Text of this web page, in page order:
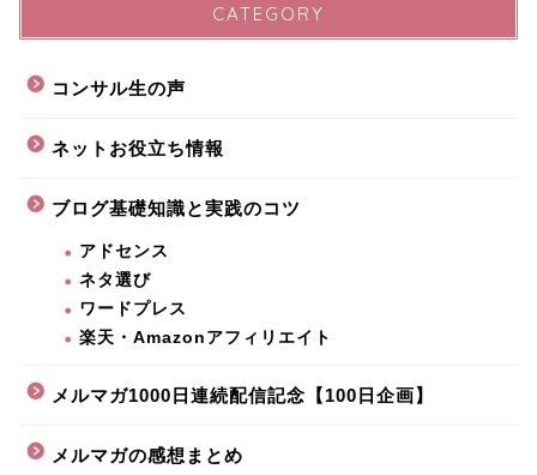
CATEGORY
コンサル生の声
ネットお役立ち情報
ブログ基礎知識と実践のコツ
アドセンス
ネタ選び
ワードプレス
楽天・Amazonアフィリエイト
メルマガ1000日連続配信記念【100日企画】
メルマガの感想まとめ